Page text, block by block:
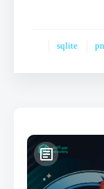
sqlite